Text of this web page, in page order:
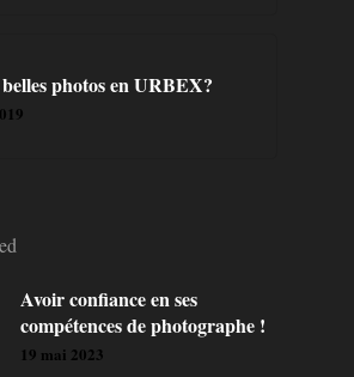
photos en URBEX?
Avoir confiance en ses
compétences de photographe !
19 mai 2023